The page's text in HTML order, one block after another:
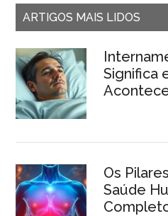
ARTIGOS MAIS LIDOS
Significa
Os
Saúde